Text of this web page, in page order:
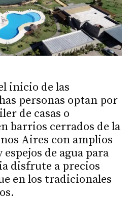
inicio de las
personas optan por
de casas o
barrios cerrados de la
Aires con amplios
espejos de agua para
disfrute a precios
en los tradicionales